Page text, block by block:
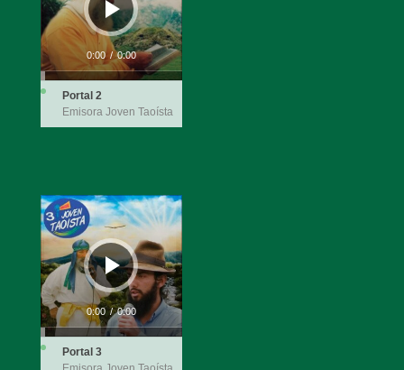
0:00 / 0:00
Portal 2
Emisora Joven Taoísta
Reproductor
de
audio
0:00 / 0:00
Portal 3